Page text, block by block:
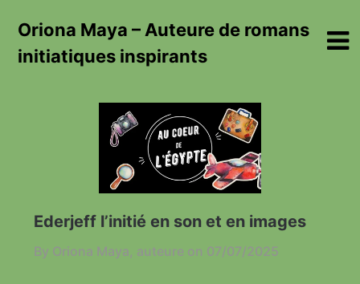
content
Oriona Maya – Auteure de romans
initiatiques inspirants
Ederjeff l’initié en son et en images
By Oriona Maya, auteure on 07/07/2025